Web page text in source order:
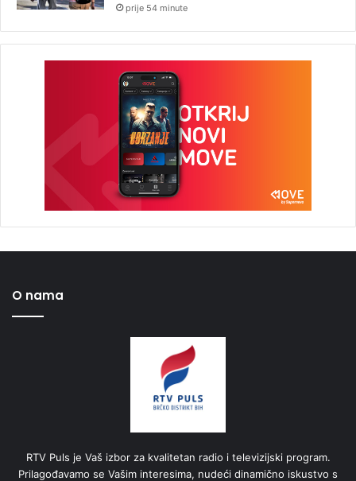
prije 54 minute
O nama
RTV Puls je Vaš izbor za kvalitetan radio i televizijski program.
Prilagođavamo se Vašim interesima, nudeći dinamično iskustvo s